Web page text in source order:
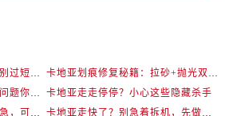
卡地亚表带调节全攻略，告别过短烦恼
卡地亚划痕修复秘籍：拉砂+抛光双工艺还原如新
卡地亚走快又不走慢？游丝问题你了解多少？
卡地亚走走停停？小心这些隐藏杀手
卡地亚表带掉色是假货？别急，可能是这些日常习惯惹的祸
卡地亚走快了？别急着拆机，先做这一步